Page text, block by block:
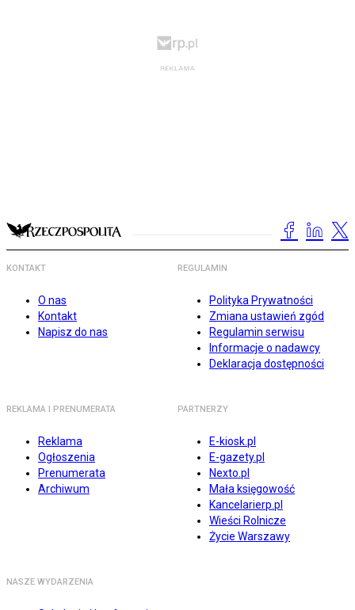
KONTAKT
O nas
Kontakt
Napisz do nas
REGULAMIN
Polityka Prywatności
Zmiana ustawień zgód
Regulamin serwisu
Informacje o nadawcy
Deklaracja dostępności
REKLAMA I PRENUMERATA
Reklama
Ogłoszenia
Prenumerata
Archiwum
PARTNERZY
E-kiosk.pl
E-gazety.pl
Nexto.pl
Mała księgowość
Kancelarierp.pl
Wieści Rolnicze
Życie Warszawy
NASZE WYDARZENIA